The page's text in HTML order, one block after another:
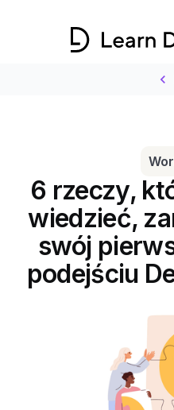
chevron_left
6 rzeczy,
wiedzieć,
swój
podejściu